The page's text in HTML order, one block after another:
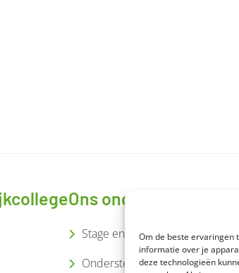
Om de beste ervaringen
informatie over je
deze technologieën
Ons onderwijs
Stage en arbeidstoeleiding
Ondersteuning